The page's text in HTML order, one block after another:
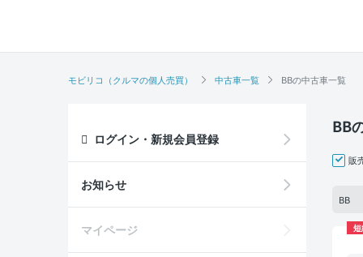
モビリコ（クルマの個人売買） 中古車一覧 BBの中古車一覧
BB
販
BB
ログイン・新規会員登録
お知らせ
マイページ